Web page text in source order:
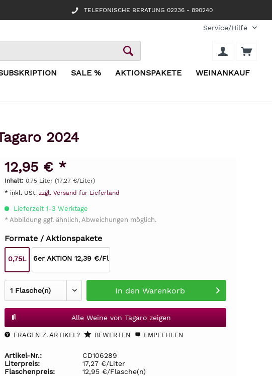
TELEFONISCHE BERATUNG 02236 - 890240
Service/Hilfe
SALE % AKTIONSPAKETE WEINANKAUF
2024
12,95 € *
Inhalt: 0.75 Liter (17,27 €/Liter)
* inkl. USt. zzgl. Versand für Lieferland
Lieferzeit 1-3 Werktage
* Abbildung ggf. ähnlich, Abweichungen möglich.
Formate / Aktionspakete
0,75L 6er AKTION 12,39 €/Fl
In den Warenkorb
Alle Weine von Tagaro zeigen
FRAGEN Z. ARTIKEL? BEWERTEN EMPFEHLEN
Artikel-Nr.:
CD106289
Literpreis:
17,27 €/Liter
Flaschenpreis:
12,95 €/Flasche(n)